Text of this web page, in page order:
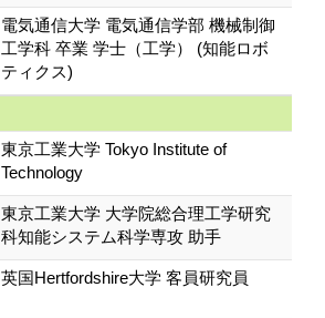
電気通信大学 電気通信学部 機械制御
工学科 卒業 学士（工学） (知能ロボ
ティクス)
東京工業大学 Tokyo Institute of
Technology
東京工業大学 大学院総合理工学研究
科知能システム科学専攻 助手
英国Hertfordshire大学 客員研究員